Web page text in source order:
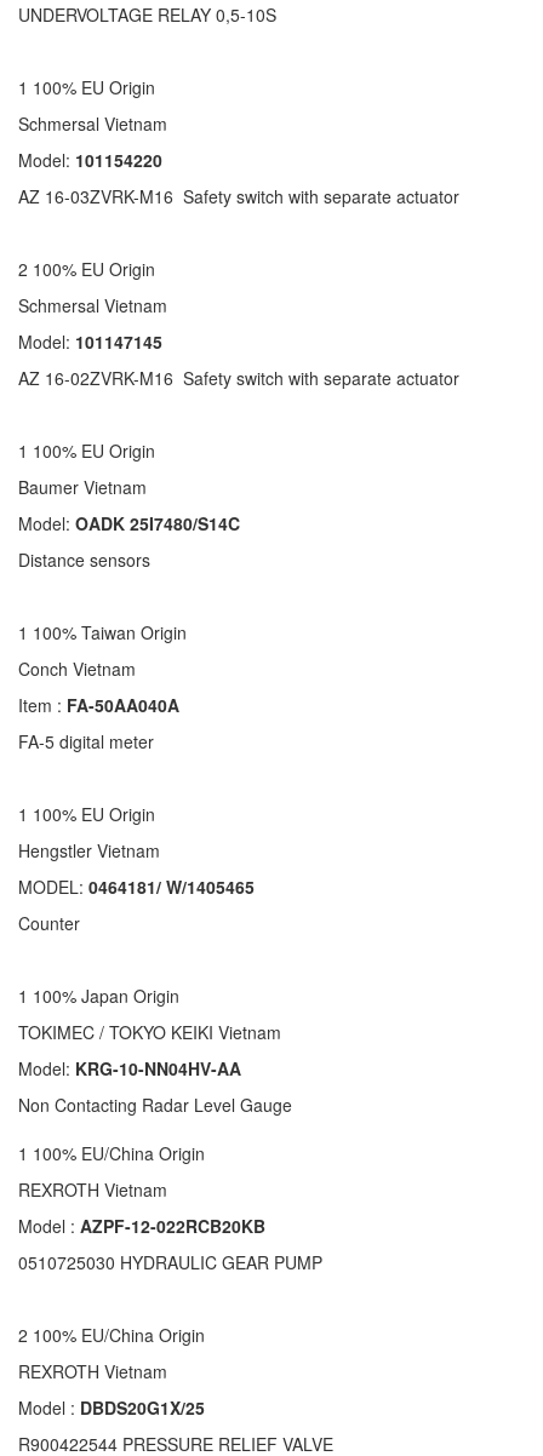
UNDERVOLTAGE RELAY 0,5-10S
1 100% EU Origin
Schmersal Vietnam
Model: 101154220
AZ 16-03ZVRK-M16 Safety switch with separate actuator
2 100% EU Origin
Schmersal Vietnam
Model: 101147145
AZ 16-02ZVRK-M16 Safety switch with separate actuator
1 100% EU Origin
Baumer Vietnam
Model: OADK 25I7480/S14C
Distance sensors
1 100% Taiwan Origin
Conch Vietnam
Item : FA-50AA040A
FA-5 digital meter
1 100% EU Origin
Hengstler Vietnam
MODEL: 0464181/ W/1405465
Counter
1 100% Japan Origin
TOKIMEC / TOKYO KEIKI Vietnam
Model: KRG-10-NN04HV-AA
Non Contacting Radar Level Gauge
1 100% EU/China Origin
REXROTH Vietnam
Model : AZPF-12-022RCB20KB
0510725030 HYDRAULIC GEAR PUMP
2 100% EU/China Origin
REXROTH Vietnam
Model : DBDS20G1X/25
R900422544 PRESSURE RELIEF VALVE